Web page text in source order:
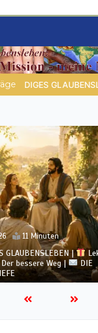
der
für
| 6.6
12 Minuten
GLAUBENSLEBEN |
durch Vielfalt |